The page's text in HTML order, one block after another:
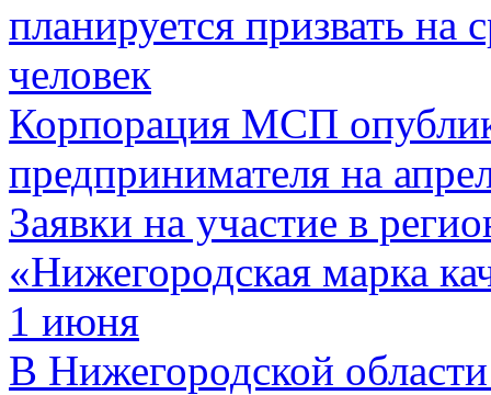
планируется призвать
человек
Корпорация МСП
предпринимателя на
Заявки на участие в
«Нижегородская марка
1 июня
В Нижегородской области